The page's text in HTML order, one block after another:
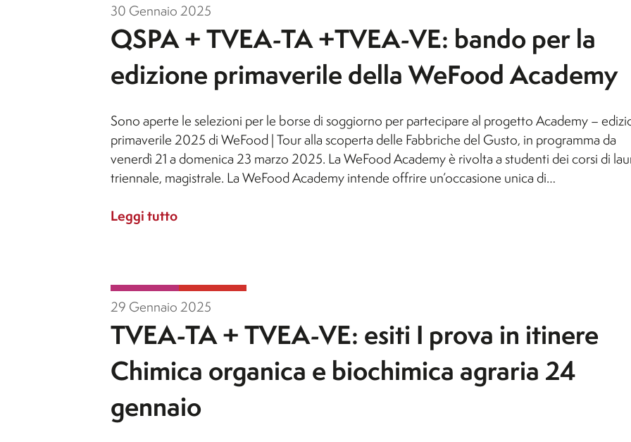
Ambientali (non attivo per
l'A.A. 26/27)
Progettazione e Gestione delle
Progettazione e Gestione
degli Eventi e del Turismo
Culturale
Tecnologie Alimentari (non
attivo per l'A.A. 26/27)
degli Eventi e del Turismo
Culturale
Economia e Gestione dei
Servizi Turistici (non attivo per
l'A.A. 26/27)
Orticoltura e Florovivaismo
Viticoltura ed Enologia
30 Gennaio 2025
QSPA + TVEA-TA +TVEA-VE: bando per la
edizione primaverile della WeFood Academy
Sono aperte le selezioni per le borse di soggiorno per partecipare al progetto Academy –
primaverile 2025 di WeFood | Tour alla scoperta delle Fabbriche del Gusto, in programma da
venerdì 21 a domenica 23 marzo 2025. La WeFood Academy è rivolta a studenti dei corsi di
triennale, magistrale. La WeFood Academy intende offrire un’occasione unica di…
Leggi tutto
29 Gennaio 2025
TVEA-TA + TVEA-VE: esiti I prova in itinere
Chimica organica e biochimica agraria 24
gennaio